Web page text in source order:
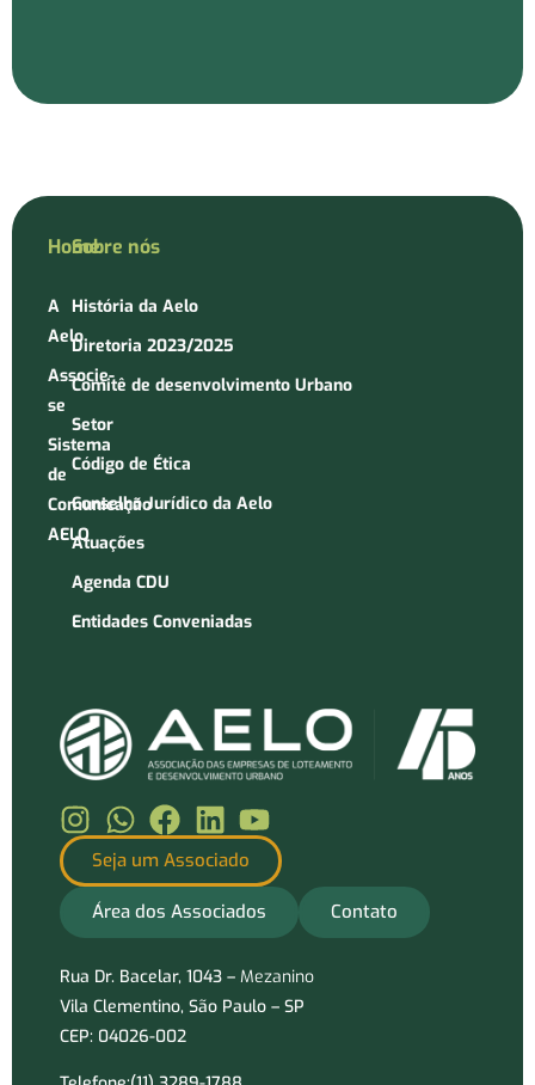
Home
A
Aelo
Associe-
se
Sistema
de
Comunicação
AELO
Sobre nós
História da Aelo
Diretoria 2023/2025
Comitê de desenvolvimento Urbano
Setor
Código de Ética
Conselho Jurídico da Aelo
Atuações
Agenda CDU
Entidades Conveniadas
Seja um Associado
Área dos Associados Contato
Rua Dr. Bacelar, 1043 – Mezanino
Vila Clementino, São Paulo – SP
CEP: 04026-002